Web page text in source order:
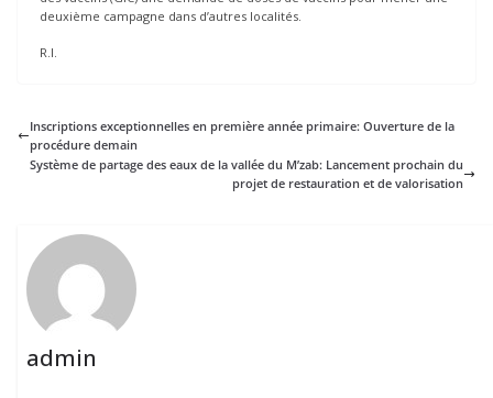
deuxième campagne dans d’autres localités.
R.I.
Inscriptions exceptionnelles en première année primaire: Ouverture de la
procédure demain
Système de partage des eaux de la vallée du M’zab: Lancement prochain du
projet de restauration et de valorisation
admin